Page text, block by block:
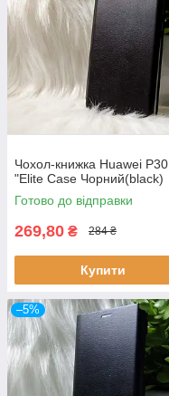
Чохол-книжка Huawei P30
"Elite Case Чорний(black)
Готово до відправки
269,80 ₴ 284 ₴
Купити
–5%